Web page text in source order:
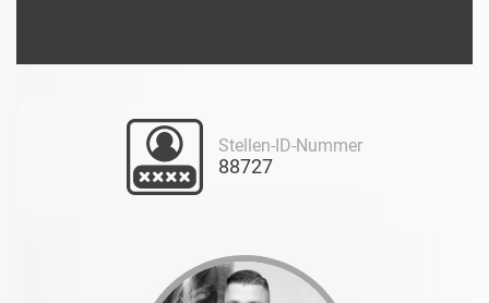
Stellen-ID-Nummer
88727